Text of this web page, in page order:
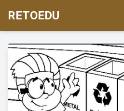
RETOEDU